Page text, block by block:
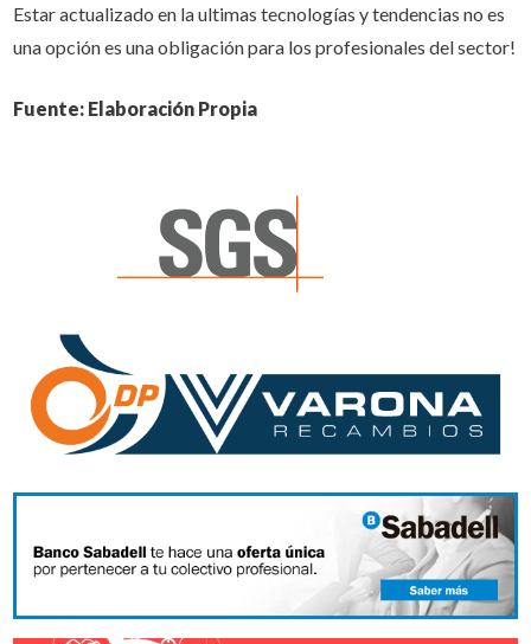
Estar actualizado en la ultimas tecnologías y tendencias no es
una opción es una obligación para los profesionales del sector!
Fuente: Elaboración Propia